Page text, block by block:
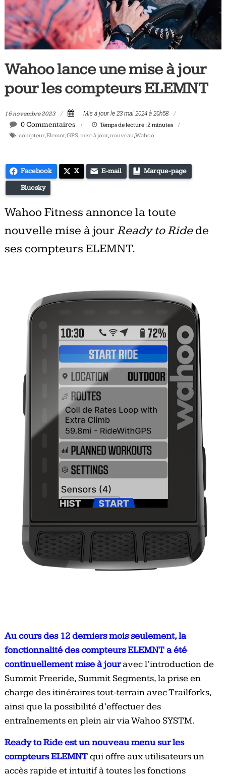
Tous
les
jours,
votre
vélo
triathlon
Wahoo lance une mise à jour
pour les compteurs ELEMNT
16 novembre 2023 Mis à jour le 23 mai 2024 à 20h58
0 Commentaires Temps de lecture :2 minutes
compteur,Elemnt,GPS,mise à jour,nouveau,Wahoo
Facebook X E-mail Marque-page
Bluesky
Wahoo Fitness annonce la toute
nouvelle mise à jourReady to Ridede
ses compteurs ELEMNT.
Au cours des 12 derniers mois seulement, la
fonctionnalité des compteurs ELEMNT a été
continuellement mise à jouravec l’introduction de
Summit Freeride, Summit Segments, la prise en
charge des itinéraires tout-terrain avec Trailforks,
ainsi que la possibilité d’effectuer des
entraînements en plein air via Wahoo SYSTM.
Ready to Ride est un nouveau menu sur les
compteurs ELEMNTqui offre aux utilisateurs un
accès rapide et intuitif à toutes les fonctions